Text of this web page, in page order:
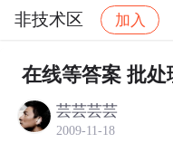
非技术区 加入
社区 非技术区
在线等答案 批
芸芸芸芸
2009-11-18